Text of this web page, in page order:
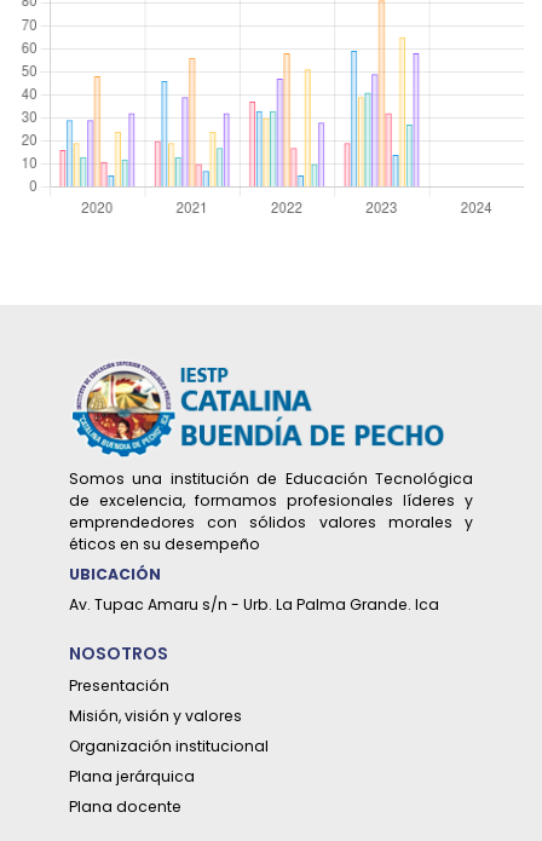
Somos una institución de Educación Tecnológica
de excelencia, formamos profesionales líderes y
emprendedores con sólidos valores morales y
éticos en su desempeño
UBICACIÓN
Av. Tupac Amaru s/n - Urb. La Palma Grande. Ica
NOSOTROS
Presentación
Misión, visión y valores
Organización institucional
Plana jerárquica
Plana docente